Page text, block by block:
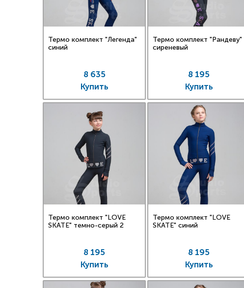
Термо комплект "Легенда"
синий
8 635
Купить
Термо комплект "Рандеву"
сиреневый
8 195
Купить
Термо комплект "LOVE
SKATE" темно-серый 2
8 195
Купить
Термо комплект "LOVE
SKATE" синий
8 195
Купить